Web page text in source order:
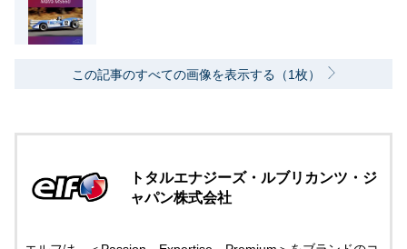
この記事のすべての画像を表示する（1枚）
トタルエナジーズ・ルブリカンツ・ジ
ャパン株式会社